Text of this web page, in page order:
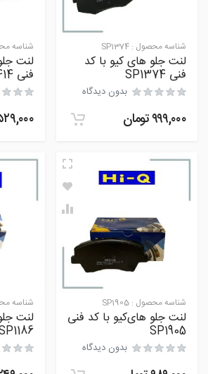
شناسه محصول : SP1374
لنت جلو های ‌کیو با کد
فنی SP1374
بدون دیدگاه
۹۹۹,۰۰۰تومان
شناسه
لنت
فنی SP1414
شناسه محصول : SP1905
لنت جلو های‌کیو با کد فنی
SP1905
بدون دیدگاه
شناسه
لنت